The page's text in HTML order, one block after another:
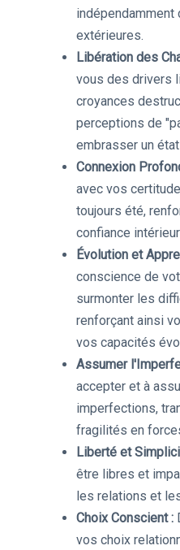
indépendamment
extérieures.
Libération des
vous des drivers
croyances
perceptions de
embrasser un
Connexion
avec vos
toujours été,
confiance
Évolution et
conscience de
surmonter les
renforçant ainsi
vos capacités
Assumer
accepter et à
imperfections,
fragilités en
Liberté et
être libres et
les relations et
Choix Conscient :
vos choix